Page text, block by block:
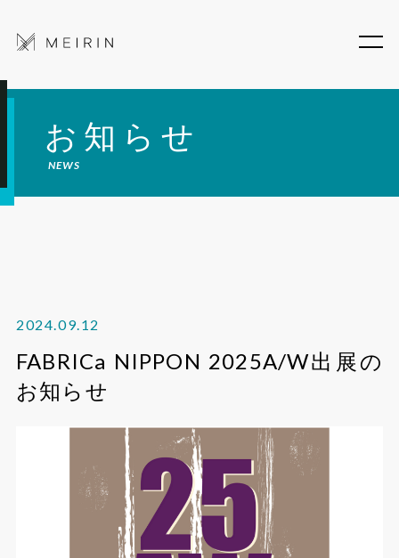
お知らせ
NEWS
2024.09.12
FABRICa NIPPON 2025A/W出展の
お知らせ